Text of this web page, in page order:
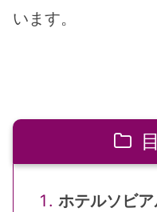
います。
ホテルソビ